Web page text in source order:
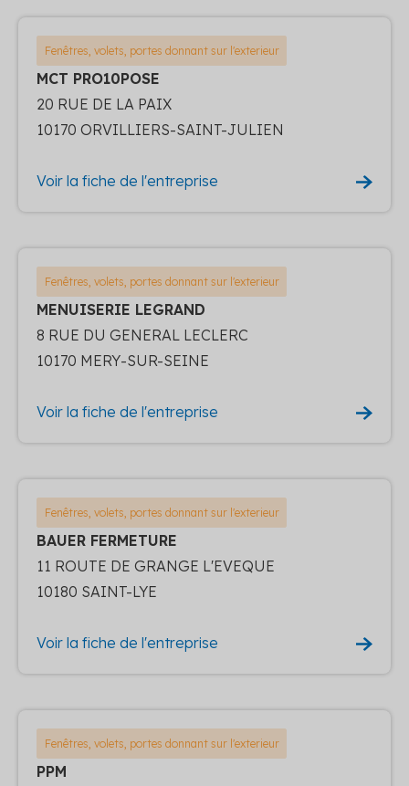
Fenêtres, volets, portes donnant sur l'exterieur
MCT PRO10POSE
20 RUE DE LA PAIX
10170 ORVILLIERS-SAINT-JULIEN
Voir la fiche de l'entreprise
Fenêtres, volets, portes donnant sur l'exterieur
MENUISERIE LEGRAND
8 RUE DU GENERAL LECLERC
10170 MERY-SUR-SEINE
Voir la fiche de l'entreprise
Fenêtres, volets, portes donnant sur l'exterieur
BAUER FERMETURE
11 ROUTE DE GRANGE L'EVEQUE
10180 SAINT-LYE
Voir la fiche de l'entreprise
Fenêtres, volets, portes donnant sur l'exterieur
PPM